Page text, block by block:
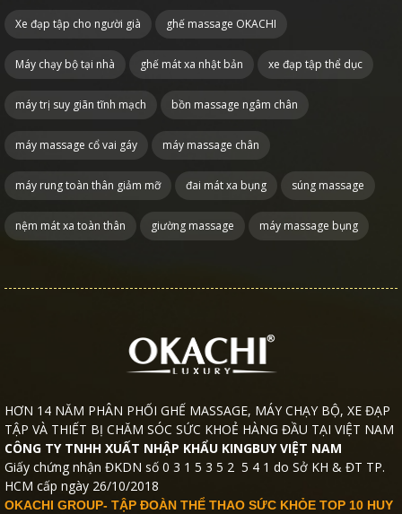
Xe đạp tập cho người già ghế massage OKACHI
Máy chạy bộ tại nhà ghế mát xa nhật bản xe đạp tập thể dục
máy trị suy giãn tĩnh mạch bồn massage ngâm chân
máy massage cổ vai gáy máy massage chân
máy rung toàn thân giảm mỡ đai mát xa bụng súng massage
nệm mát xa toàn thân giường massage máy massage bụng
HƠN 14 NĂM PHÂN PHỐI GHẾ MASSAGE, MÁY CHẠY BỘ, XE ĐẠP
TẬP VÀ THIẾT BỊ CHĂM SÓC SỨC KHOẺ HÀNG ĐẦU TẠI VIỆT NAM
CÔNG TY TNHH XUẤT NHẬP KHẨU KINGBUY VIỆT NAM
Giấy chứng nhận ĐKDN số 0 3 1 5 3 5 2 5 4 1 do Sở KH & ĐT TP.
HCM cấp ngày 26/10/2018
OKACHI GROUP- TẬP ĐOÀN THỂ THAO SỨC KHỎE TOP 10 HUY